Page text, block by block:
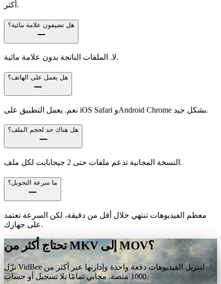
أكثر.
هل تضيفون علامة مائية؟
لا. الملفات الناتجة بدون علامة مائية.
هل يعمل على الهاتف؟
نعم. يعمل التطبيق على iOS Safari وAndroid Chrome بشكل جيد.
هل هناك حد لحجم الملف؟
النسخة المجانية تدعم ملفات حتى 2 جيجابايت لكل ملف.
ما سرعة التحويل؟
معظم الفيديوهات تنتهي خلال أقل من دقيقة، لكن السرعة تعتمد
على جهازك.
تحتاج أكثر من MKV إلى MOV؟
نزّل VidBee لتنزيل الفيديوهات دفعة واحدة وإدارتها عبر أكثر من
1000 منصة. مجاني تمامًا بلا تسجيل أو حساب.